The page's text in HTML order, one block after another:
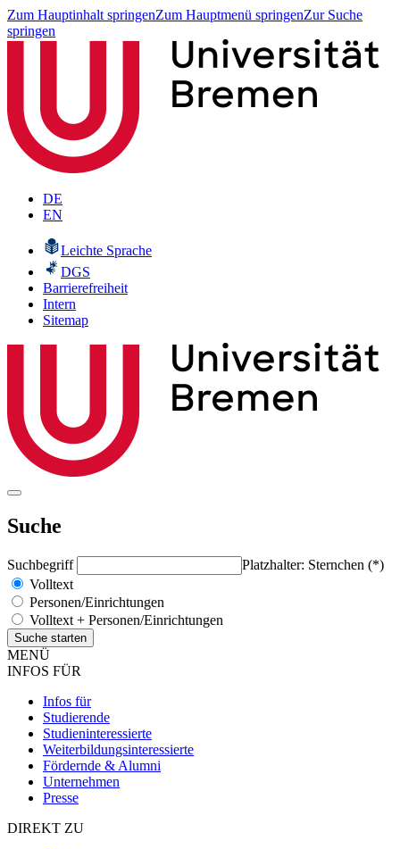
Zum Hauptinhalt springenZum Hauptmenü springenZur Suche
springen
DE
EN
Leichte Sprache
DGS
Barrierefreiheit
Intern
Sitemap
Suche
Suchbegriff
Platzhalter: Sternchen (*)
Volltext
Personen/Einrichtungen
Volltext + Personen/Einrichtungen
MENÜ
INFOS FÜR
Infos für
Studierende
Studieninteressierte
Weiterbildungsinteressierte
Fördernde & Alumni
Unternehmen
Presse
DIREKT ZU